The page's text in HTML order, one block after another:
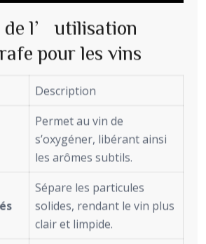
de l’utilisation
pour les vins
Description
Permet au vin de
s’oxygéner, libérant ainsi
les arômes subtils.
Sépare les particules
solides, rendant le vin plus
clair et limpide.